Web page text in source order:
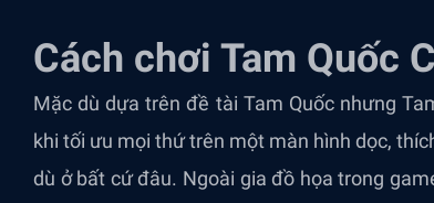
Cách chơi Tam Quốc
Mặc dù dựa trên đề tài Tam Quốc nhưng
khi tối ưu mọi thứ trên một màn hình dọc,
dù ở bất cứ đâu. Ngoài gia đồ họa trong